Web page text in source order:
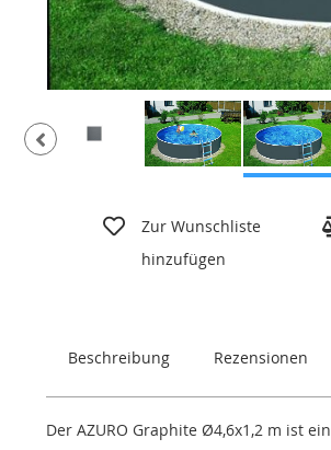
Zur Wunschliste
hinzufügen
Beschreibung Rezensionen
Der AZURO Graphite Ø4,6x1,2 m ist